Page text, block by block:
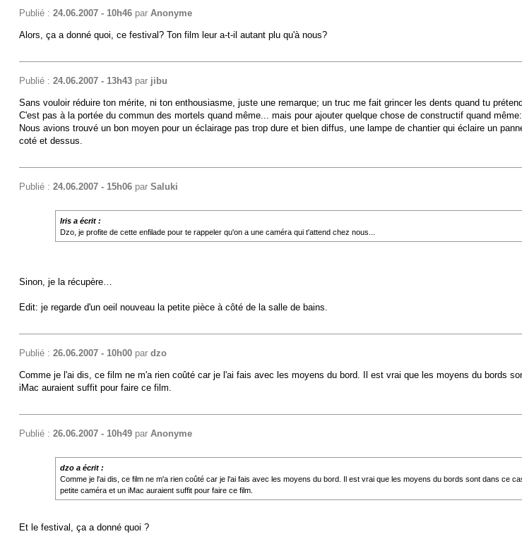
Publié : 24.06.2007 - 10h46par Anonyme
Alors, ça a donné quoi, ce festival? Ton film leur a-t-il autant plu qu'à nous?
Publié : 24.06.2007 - 13h43par jibu
Sans vouloir réduire ton mérite, ni ton enthousiasme, juste une remarque; un truc me fait grincer les dents quand tu
C'est pas à la portée du commun des mortels quand même... mais pour ajouter quelque chose de constructif quand même:
Nous avions trouvé un bon moyen pour un éclairage pas trop dure et bien diffus, une lampe de chantier qui éclaire un
coté et dessus.
Publié : 24.06.2007 - 15h06par Saluki
Iris a écrit :
Dzo, je profite de cette enfilade pour te rappeler qu'on a une caméra qui t'attend chez nous...
Sinon, je la récupère…
Edit: je regarde d'un oeil nouveau la petite pièce à côté de la salle de bains.
Publié : 26.06.2007 - 10h00par dzo
Comme je l'ai dis, ce film ne m'a rien coûté car je l'ai fais avec les moyens du bord. Il est vrai que les moyens du bords
iMac auraient suffit pour faire ce film.
Publié : 26.06.2007 - 10h49par Anonyme
dzo a écrit :
Comme je l'ai dis, ce film ne m'a rien coûté car je l'ai fais avec les moyens du bord. Il est vrai que les moyens du bords sont dans ce
petite caméra et un iMac auraient suffit pour faire ce film.
Et le festival, ça a donné quoi ?